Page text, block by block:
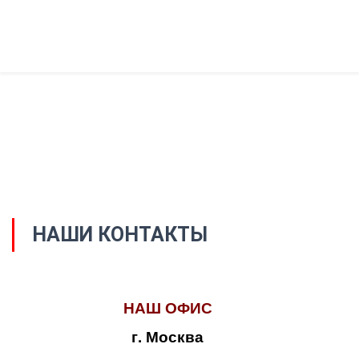
НАШИ КОНТАКТЫ
НАШ ОФИС
г. Москва